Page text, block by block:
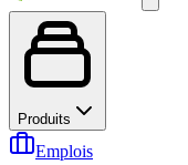
Produits
Emplois